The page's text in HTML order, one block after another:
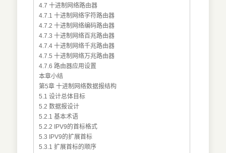
4.7 十进制网络路由器
4.7.1 十进制网络字符路由器
4.7.2 十进制网络编码路由器
4.7.3 十进制网络百兆路由器
4.7.4 十进制网络千兆路由器
4.7.5 十进制网络万兆路由器
4.7.6 路由器应用设置
本章小结
第5章 十进制网络数据报结构
5.1 设计总体目标
5.2 数据报设计
5.2.1 基本术语
5.2.2 IPV9的首标格式
5.3 IPV9的扩展首标
5.3.1 扩展首标的顺序